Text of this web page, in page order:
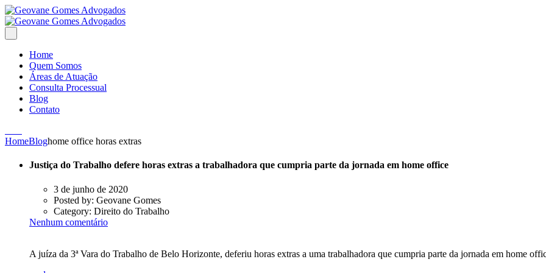
Home
Quem Somos
Áreas de Atuação
Consulta Processual
Blog
Contato
HomeBloghome office horas extras
Justiça do Trabalho defere horas extras a trabalhadora que cumpria parte da jornada em home office
3 de junho de 2020
Posted by: Geovane Gomes
Category: Direito do Trabalho
Nenhum comentário
A juíza da 3ª Vara do Trabalho de Belo Horizonte, deferiu horas extras a uma trabalhadora que cumpria parte da jornada em home